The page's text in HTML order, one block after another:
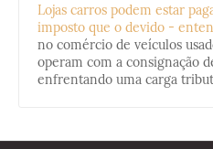
Lojas carros podem estar
imposto que o devido -
no comércio de veículos
operam com a consignação
enfrentando uma carga